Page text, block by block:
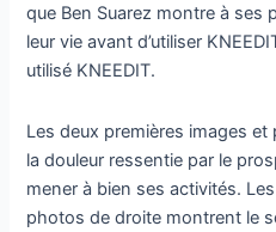
que Ben Suarez montre à
leur vie avant d’utiliser
utilisé KNEEDIT.
Les deux premières images
la douleur ressentie par le
mener à bien ses activités.
photos de droite montrent le